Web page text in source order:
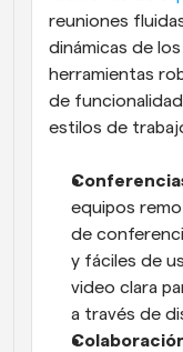
reuniones
dinámicas de
herramientas
de
estilos de
equipos
de
y fáciles de
video clara
a través de